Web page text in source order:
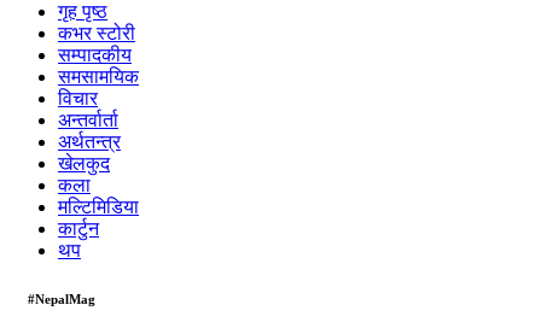
गृह पृष्ठ
कभर स्टोरी
सम्पादकीय
समसामयिक
विचार
अन्तर्वार्ता
अर्थतन्त्र
खेलकुद
कला
मल्टिमिडिया
कार्टुन
थप
#NepalMag